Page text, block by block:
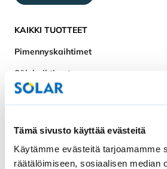
Tämä sivusto käyttää evästeitä
Käytämme evästeitä tarjoamamme
räätälöimiseen, sosiaalisen median
KAIKKI TUOTTEET
Pimennyskaihtimet
Sälekaihtimet
Älykaihtimet
Parvekekaihtimet
Hyönteissuojat